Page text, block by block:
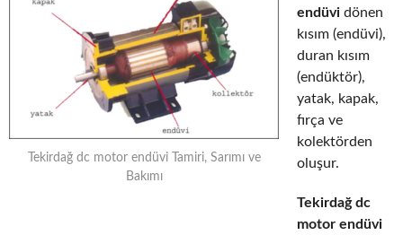
Tekirdağ dc motor endüvi Tamiri, Sarımı ve
Bakımı
endüvi dönen
kısım (endüvi),
duran kısım
(endüktör),
yatak, kapak,
fırça ve
kolektörden
oluşur.
Tekirdağ dc
motor endüvi